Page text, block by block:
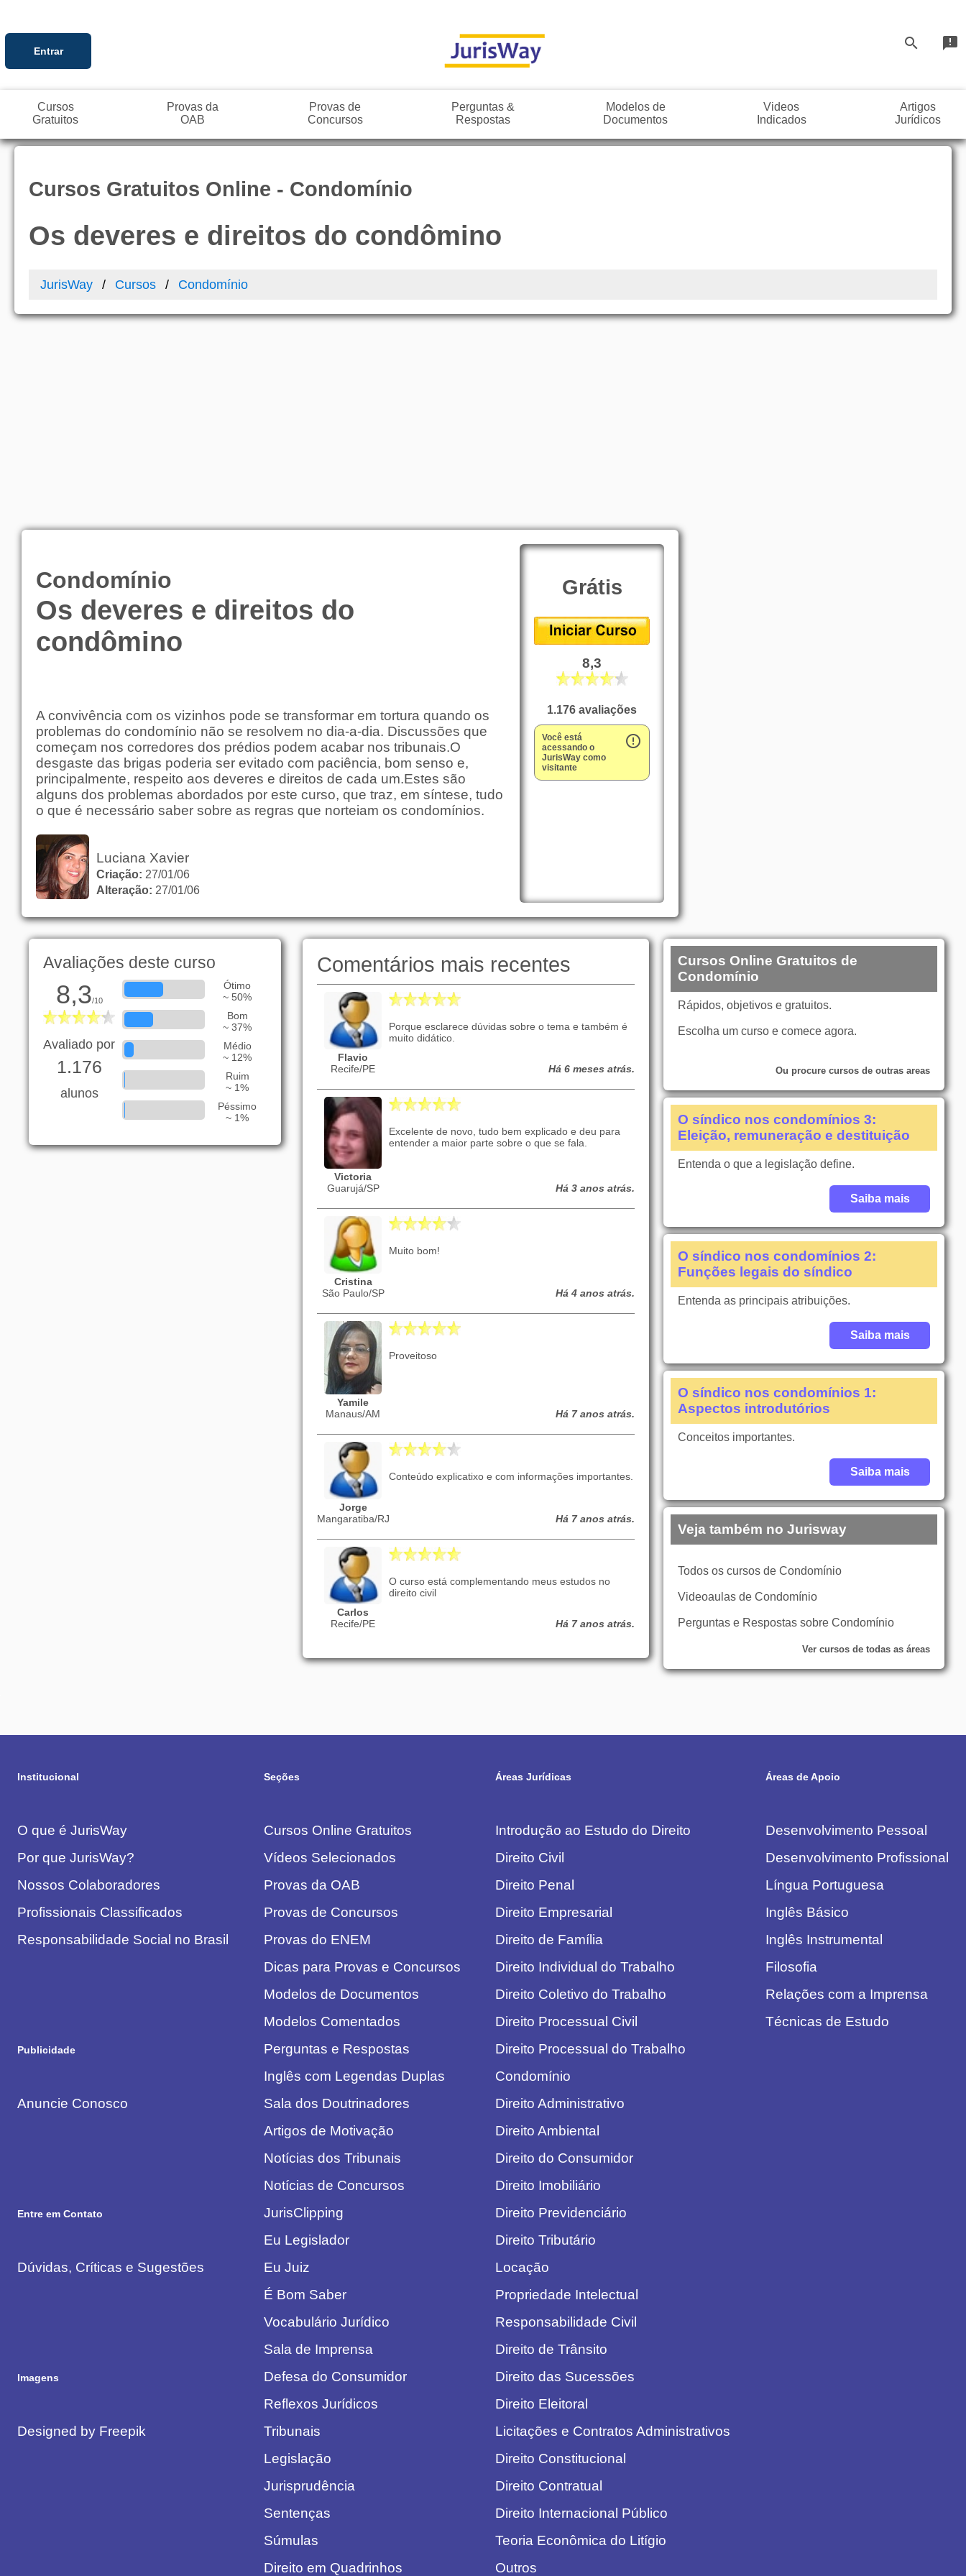
Entrar search announcement
Cursos
Gratuitos
Provas da
OAB
Provas de
Concursos
Perguntas &
Respostas
Modelos de
Documentos
Videos
Indicados
Artigos
Jurídicos
Cursos Gratuitos Online - Condomínio
Os deveres e direitos do condômino
JurisWay Cursos Condomínio
Condomínio
Os deveres e direitos do
condômino
A convivência com os vizinhos pode se transformar em tortura quando os
problemas do condomínio não se resolvem no dia-a-dia. Discussões que
começam nos corredores dos prédios podem acabar nos tribunais.O
desgaste das brigas poderia ser evitado com paciência, bom senso e,
principalmente, respeito aos deveres e direitos de cada um.Estes são
alguns dos problemas abordados por este curso, que traz, em síntese, tudo
o que é necessário saber sobre as regras que norteiam os condomínios.
Luciana Xavier
Criação: 27/01/06
Alteração: 27/01/06
Grátis
8,3
1.176 avaliações
error_outline
Você está
acessando o
JurisWay como
visitante
Avaliações deste curso
8,3/10
Avaliado por
1.176
alunos
Ótimo
~ 50%
Bom
~ 37%
Médio
~ 12%
Ruim
~ 1%
Péssimo
~ 1%
Comentários mais recentes
Flavio
Recife/PE
Porque esclarece dúvidas sobre o tema e também é
muito didático.
Há 6 meses atrás.
Victoria
Guarujá/SP
Excelente de novo, tudo bem explicado e deu para
entender a maior parte sobre o que se fala.
Há 3 anos atrás.
Cristina
São Paulo/SP
Muito bom!
Há 4 anos atrás.
Yamile
Manaus/AM
Proveitoso
Há 7 anos atrás.
Jorge
Mangaratiba/RJ
Conteúdo explicatixo e com informações importantes.
Há 7 anos atrás.
Carlos
Recife/PE
O curso está complementando meus estudos no
direito civil
Há 7 anos atrás.
Cursos Online Gratuitos de
Condomínio
Rápidos, objetivos e gratuitos.
Escolha um curso e comece agora.
Ou procure cursos de outras areas
O síndico nos condomínios 3:
Eleição, remuneração e destituição
Entenda o que a legislação define.
Saiba mais
O síndico nos condomínios 2:
Funções legais do síndico
Entenda as principais atribuições.
Saiba mais
O síndico nos condomínios 1:
Aspectos introdutórios
Conceitos importantes.
Saiba mais
Veja também no Jurisway
Todos os cursos de Condomínio
Videoaulas de Condomínio
Perguntas e Respostas sobre Condomínio
Ver cursos de todas as áreas
Institucional
O que é JurisWay
Por que JurisWay?
Nossos Colaboradores
Profissionais Classificados
Responsabilidade Social no Brasil
Publicidade
Anuncie Conosco
Entre em Contato
Dúvidas, Críticas e Sugestões
Imagens
Designed by Freepik
Seções
Cursos Online Gratuitos
Vídeos Selecionados
Provas da OAB
Provas de Concursos
Provas do ENEM
Dicas para Provas e Concursos
Modelos de Documentos
Modelos Comentados
Perguntas e Respostas
Inglês com Legendas Duplas
Sala dos Doutrinadores
Artigos de Motivação
Notícias dos Tribunais
Notícias de Concursos
JurisClipping
Eu Legislador
Eu Juiz
É Bom Saber
Vocabulário Jurídico
Sala de Imprensa
Defesa do Consumidor
Reflexos Jurídicos
Tribunais
Legislação
Jurisprudência
Sentenças
Súmulas
Direito em Quadrinhos
Áreas Jurídicas
Introdução ao Estudo do Direito
Direito Civil
Direito Penal
Direito Empresarial
Direito de Família
Direito Individual do Trabalho
Direito Coletivo do Trabalho
Direito Processual Civil
Direito Processual do Trabalho
Condomínio
Direito Administrativo
Direito Ambiental
Direito do Consumidor
Direito Imobiliário
Direito Previdenciário
Direito Tributário
Locação
Propriedade Intelectual
Responsabilidade Civil
Direito de Trânsito
Direito das Sucessões
Direito Eleitoral
Licitações e Contratos Administrativos
Direito Constitucional
Direito Contratual
Direito Internacional Público
Teoria Econômica do Litígio
Outros
Áreas de Apoio
Desenvolvimento Pessoal
Desenvolvimento Profissional
Língua Portuguesa
Inglês Básico
Inglês Instrumental
Filosofia
Relações com a Imprensa
Técnicas de Estudo